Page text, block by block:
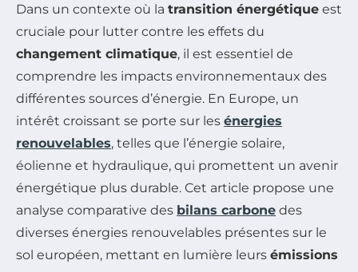
Dans un contexte où la transition énergétique est
cruciale pour lutter contre les effets du
changement climatique, il est essentiel de
comprendre les impacts environnementaux des
différentes sources d’énergie. En Europe, un
intérêt croissant se porte sur les énergies
renouvelables, telles que l’énergie solaire,
éolienne et hydraulique, qui promettent un avenir
énergétique plus durable. Cet article propose une
analyse comparative des bilans carbone des
diverses énergies renouvelables présentes sur le
sol européen, mettant en lumière leurs émissions